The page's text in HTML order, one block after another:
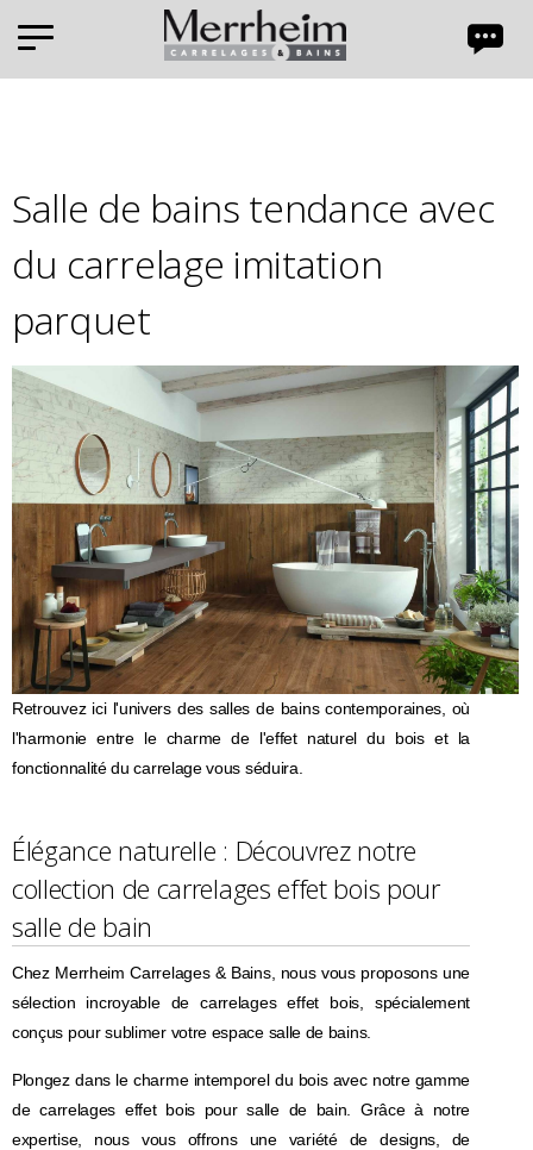
Salle de bains tendance avec
du carrelage imitation
parquet
Retrouvez ici l'univers des salles de bains contemporaines, où
l'harmonie entre le charme de l'effet naturel du bois et la
fonctionnalité du carrelage vous séduira.
Élégance naturelle : Découvrez notre
collection de carrelages effet bois pour
salle de bain
Chez Merrheim Carrelages & Bains, nous vous proposons une
sélection incroyable de carrelages effet bois, spécialement
conçus pour sublimer votre espace salle de bains.
Plongez dans le charme intemporel du bois avec notre gamme
de carrelages effet bois pour salle de bain. Grâce à notre
expertise, nous vous offrons une variété de designs, de
Panneau de gestion des cookies